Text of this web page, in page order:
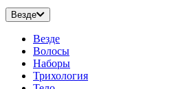
Везде
Везде
Волосы
Наборы
Трихология